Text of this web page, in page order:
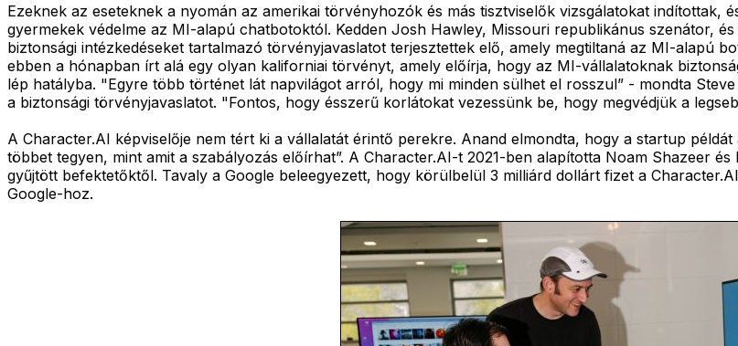
Ezeknek az eseteknek a nyomán az amerikai törvényhozók és más tisztviselők vizsgálatokat indítottak,
gyermekek védelme az MI-alapú chatbotoktól. Kedden Josh Hawley, Missouri republikánus szenátor,
biztonsági intézkedéseket tartalmazó törvényjavaslatot terjesztettek elő, amely megtiltaná az MI-alapú
ebben a hónapban írt alá egy olyan kaliforniai törvényt, amely előírja, hogy az MI-vállalatoknak
lép hatályba. "Egyre több történet lát napvilágot arról, hogy mi minden sülhet el rosszul” - mondta
a biztonsági törvényjavaslatot. "Fontos, hogy ésszerű korlátokat vezessünk be, hogy megvédjük a
A Character.AI képviselője nem tért ki a vállalatát érintő perekre. Anand elmondta, hogy a startup
többet tegyen, mint amit a szabályozás előírhat”. A Character.AI-t 2021-ben alapította Noam Shazeer
gyűjtött befektetőktől. Tavaly a Google beleegyezett, hogy körülbelül 3 milliárd dollárt fizet a
Google-hoz.